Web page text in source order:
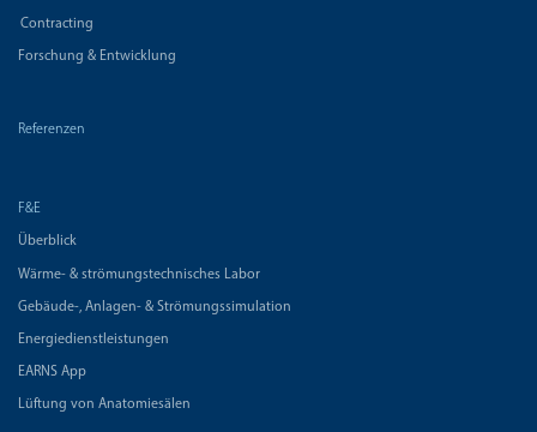
Contracting
Forschung & Entwicklung
Referenzen
F&E
Überblick
Wärme- & strömungstechnisches Labor
Gebäude-, Anlagen- & Strömungssimulation
Energiedienstleistungen
EARNS App
Lüftung von Anatomiesälen